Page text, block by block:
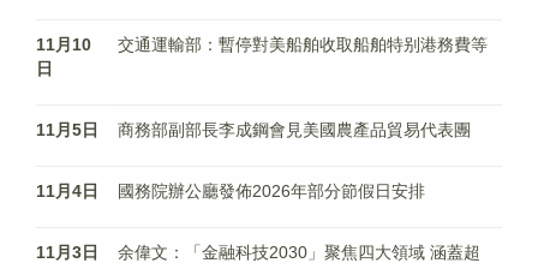
11月10
日
交通運輸部：暫停對美船舶收取船舶特别港務費等
11月5日 商務部副部長李成鋼會見美國農產品貿易代表團
11月4日 國務院辦公廳發佈2026年部分節假日安排
11月3日
余偉文：「金融科技2030」聚焦四大領域 涵蓋超